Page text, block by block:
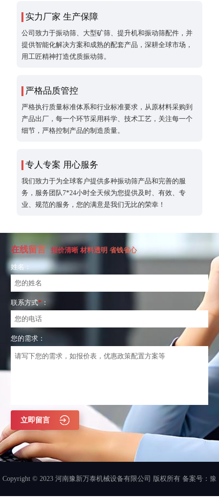
实力厂家 生产保障
公司致力于振动筛、大型矿筛、提升机和振动筛配件，并
提供智能化解决方案和成熟的配套产品，深耕全球市场，
用工匠精神打造优质振动筛。
严格品质管控
严格执行质量标准体系和行业标准要求，从原材料采购到
产品出厂，每一个环节采用科学、技术工艺，关注每一个
细节，严格控制产品的制造质量。
专人专案 用心服务
我们致力于为全球客户提供多种振动筛产品和完善的服
务，服务团队7*24小时全天候为您提供及时、有效、专
业、规范的服务，您的满意是我们无比的荣幸！
在线留言 报价清晰 材料透明 省钱省心
姓名：
联系方式* ：
您的需求：
Copyright © 2023 河南豫新万泰机械设备有限公司 版权所有 备案号： 豫